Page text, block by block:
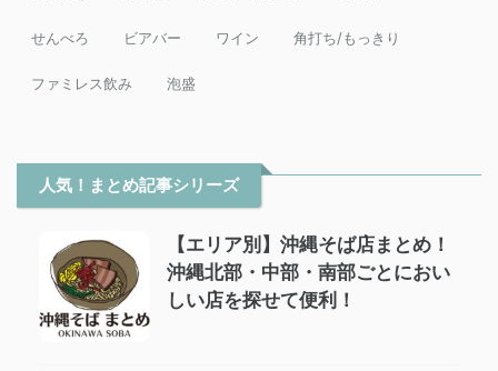
せんべろ ビアバー ワイン 角打ち/もっきり
ファミレス飲み 泡盛
人気！まとめ記事シリーズ
【エリア別】沖縄そば店まとめ！
沖縄北部・中部・南部ごとにおい
しい店を探せて便利！